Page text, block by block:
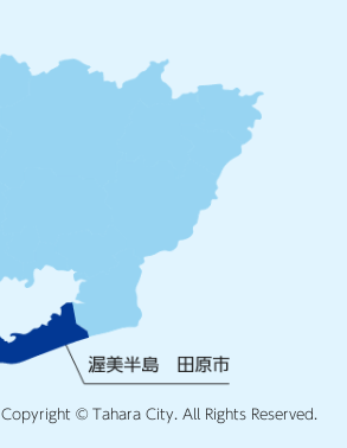
Copyright © Tahara City. All Rights Reserved.